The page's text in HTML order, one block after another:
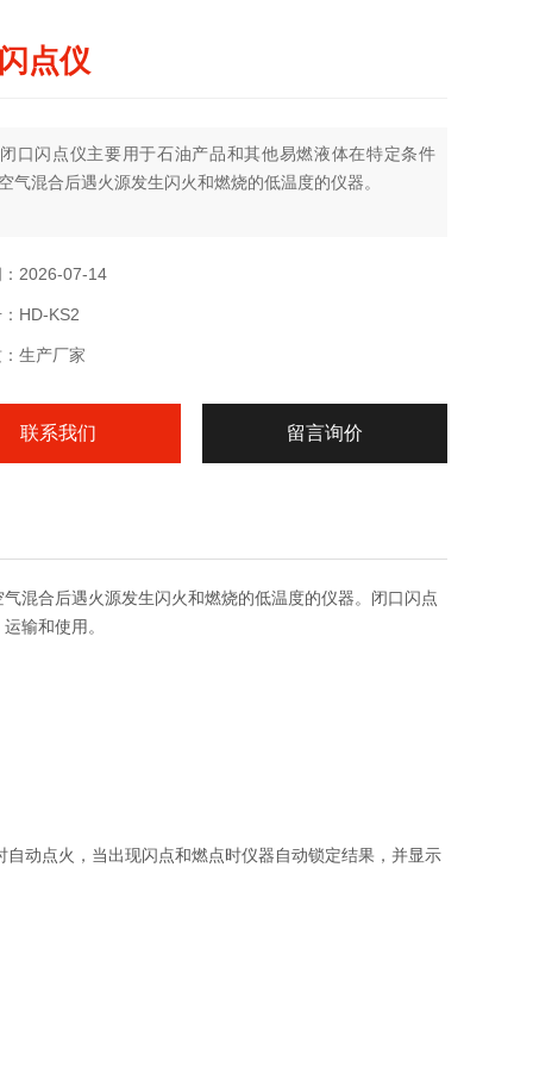
点仪
口闪点仪主要用于石油产品和其他易燃液体在特定条件
气混合后遇火源发生闪火和燃烧的低温度的仪器。
2026-07-14
HD-KS2
生产厂家
联系我们 留言询价
混合后遇火源发生闪火和燃烧的低温度的仪器。 闭口闪点
输和使用。
动点火，当出现闪点和燃点时仪器自动锁定结果，并显示